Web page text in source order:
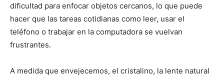
dificultad para enfocar objetos cercanos, lo que puede
hacer que las tareas cotidianas como leer, usar el
teléfono o trabajar en la computadora se vuelvan
frustrantes.
A medida que envejecemos, el cristalino, la lente natural